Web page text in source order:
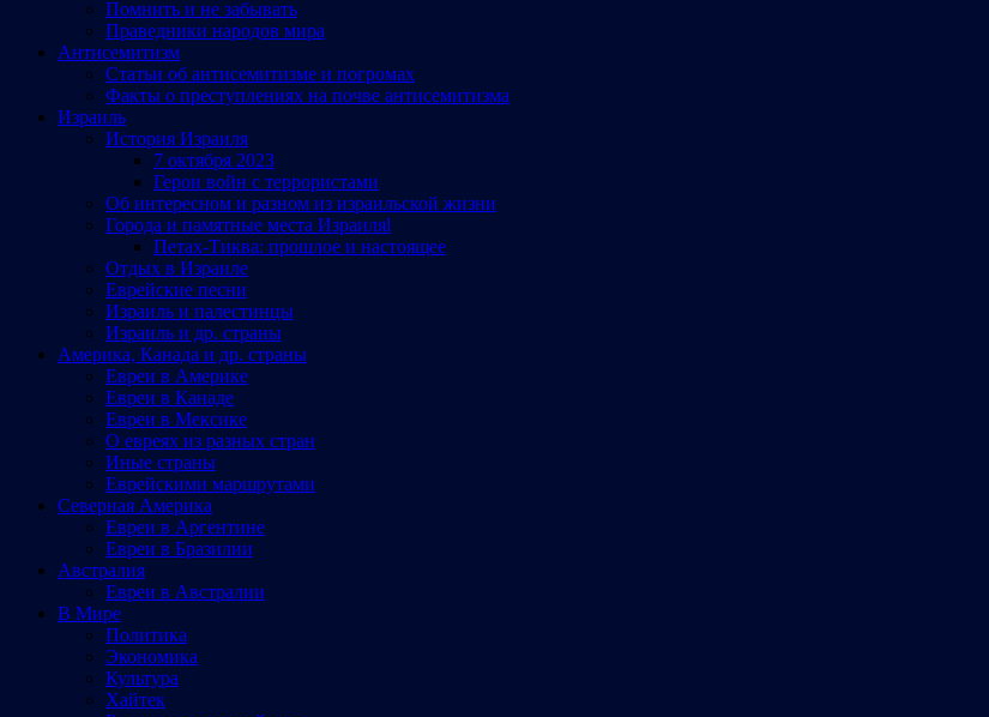
Помнить и не забывать
Праведники народов мира
Антисемитизм
Статьи об антисемитизме и погромах
Факты о преступлениях на почве антисемитизма
Израиль
История Израиля
7 октября 2023
Герои войн с террористами
Об интересном и разном из израильской жизни
Города и памятные места Израиляl
Петах-Тиква: прошлое и настоящее
Отдых в Израиле
Еврейские песни
Израиль и палестинцы
Израиль и др. страны
Америка, Канада и др. страны
Евреи в Америке
Евреи в Канаде
Евреи в Мексике
О евреях из разных стран
Иные страны
Еврейскими маршрутами
Северная Америка
Евреи в Аргентине
Евреи в Бразилии
Австралия
Евреи в Австралии
В Мире
Политика
Экономика
Культура
Хайтек